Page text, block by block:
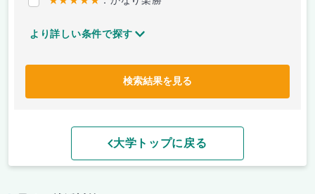
より詳しい条件で探す
検索結果を見る
大学トップに戻る